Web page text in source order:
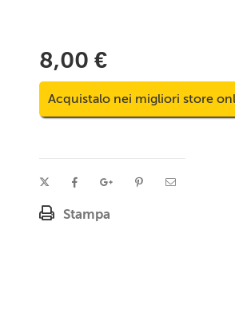
8,00 €
Acquistalo nei migliori store
Stampa